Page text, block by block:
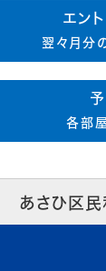
エン
翌々月分
各部
あさひ区